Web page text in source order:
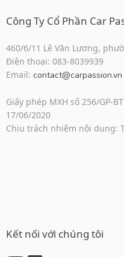
Công Ty Cổ Phần Car
460/6/11 Lê Văn Lương,
Điện thoại: 083-8039939
Email: contact@carpassion.vn
Giấy phép MXH số 256/GP-
17/06/2020
Chịu trách nhiệm nội dung:
Kết nối với chúng tôi